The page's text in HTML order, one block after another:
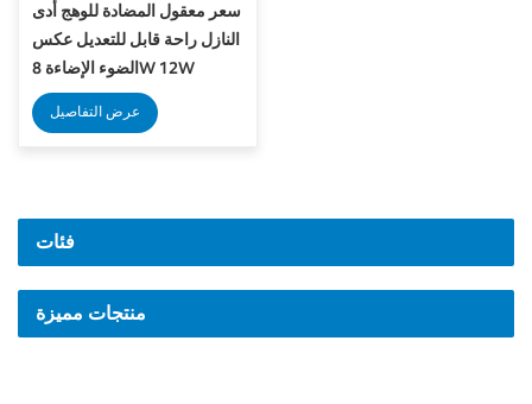
سعر معقول المضادة للوهج أدى
النازل راحة قابل للتعديل عكس
الضوء الإضاءة 8W 12W
عرض التفاصيل
فئات
منتجات مميزة